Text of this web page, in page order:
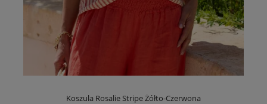
Koszula Rosalie Stripe Żółto-Czerwona